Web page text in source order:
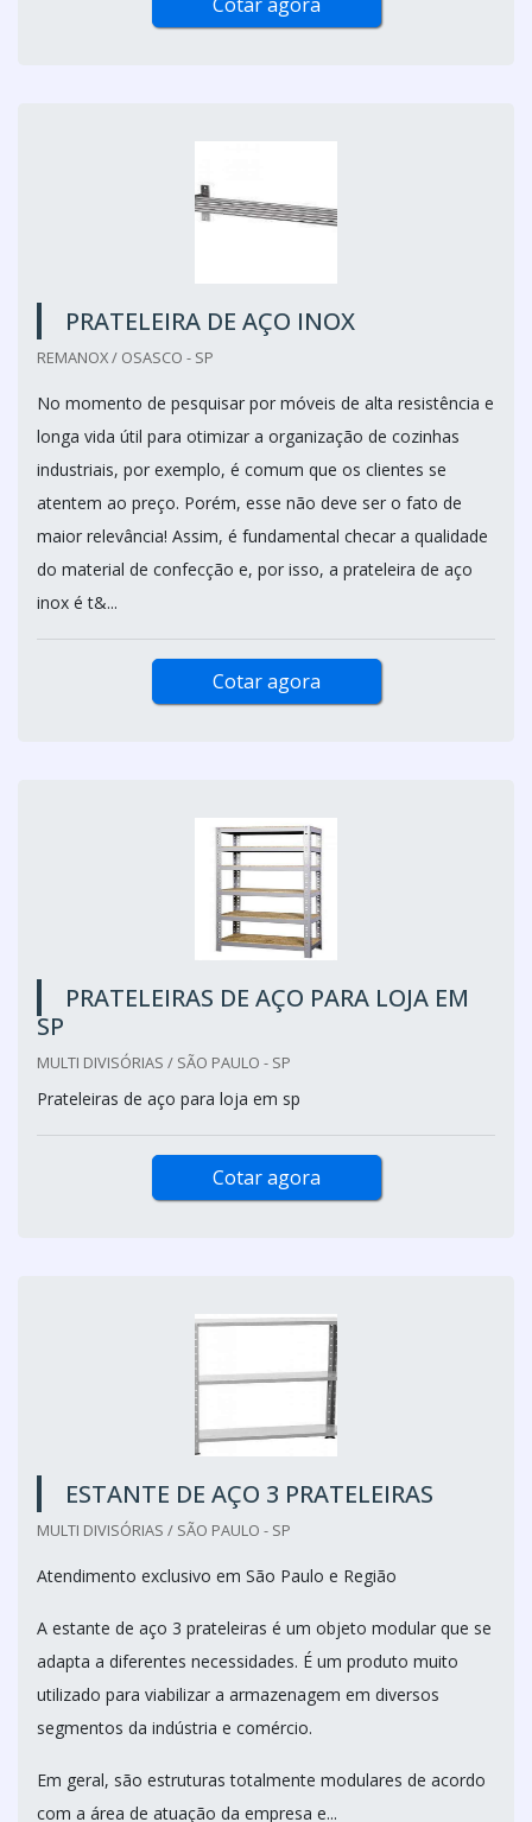
PRATELEIRA DE AÇO INOX
REMANOX / OSASCO - SP
No momento de pesquisar por móveis de alta resistência e
longa vida útil para otimizar a organização de cozinhas
industriais, por exemplo, é comum que os clientes se
atentem ao preço. Porém, esse não deve ser o fato de
maior relevância! Assim, é fundamental checar a qualidade
do material de confecção e, por isso, a prateleira de aço
inox é t&...
Cotar agora
PRATELEIRAS DE AÇO PARA LOJA EM
SP
MULTI DIVISÓRIAS / SÃO PAULO - SP
Prateleiras de aço para loja em sp
Cotar agora
ESTANTE DE AÇO 3 PRATELEIRAS
MULTI DIVISÓRIAS / SÃO PAULO - SP
Atendimento exclusivo em São Paulo e Região
A estante de aço 3 prateleiras é um objeto modular que se
adapta a diferentes necessidades. É um produto muito
utilizado para viabilizar a armazenagem em diversos
segmentos da indústria e comércio.
Em geral, são estruturas totalmente modulares de acordo
com a área de atuação da empresa e...